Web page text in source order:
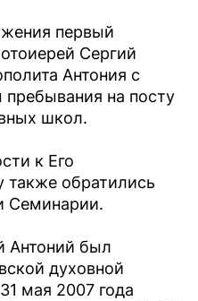
первый
Сергий
Антония с
на посту
школ.
к Его
также обратились
Семинарии.
Антоний был
духовной
мая 2007 года